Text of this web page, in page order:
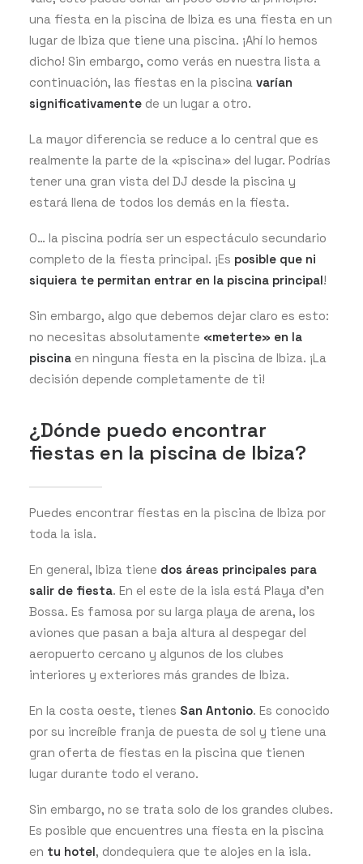
una fiesta en la piscina de Ibiza es una fiesta en un
lugar de Ibiza que tiene una piscina. ¡Ahí lo hemos
dicho! Sin embargo, como verás en nuestra lista a
continuación, las fiestas en la piscina varían
significativamente de un lugar a otro.
La mayor diferencia se reduce a lo central que es
realmente la parte de la «piscina» del lugar. Podrías
tener una gran vista del DJ desde la piscina y
estará llena de todos los demás en la fiesta.
O… la piscina podría ser un espectáculo secundario
completo de la fiesta principal. ¡Es posible que ni
siquiera te permitan entrar en la piscina principal!
Sin embargo, algo que debemos dejar claro es esto:
no necesitas absolutamente «meterte» en la
piscina en ninguna fiesta en la piscina de Ibiza. ¡La
decisión depende completamente de ti!
¿Dónde puedo encontrar
fiestas en la piscina de Ibiza?
Puedes encontrar fiestas en la piscina de Ibiza por
toda la isla.
En general, Ibiza tiene dos áreas principales para
salir de fiesta. En el este de la isla está Playa d’en
Bossa. Es famosa por su larga playa de arena, los
aviones que pasan a baja altura al despegar del
aeropuerto cercano y algunos de los clubes
interiores y exteriores más grandes de Ibiza.
En la costa oeste, tienes San Antonio. Es conocido
por su increíble franja de puesta de sol y tiene una
gran oferta de fiestas en la piscina que tienen
lugar durante todo el verano.
Sin embargo, no se trata solo de los grandes clubes.
Es posible que encuentres una fiesta en la piscina
en tu hotel, dondequiera que te alojes en la isla.